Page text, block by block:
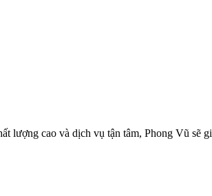
lượng cao và dịch vụ tận tâm, Phong Vũ sẽ